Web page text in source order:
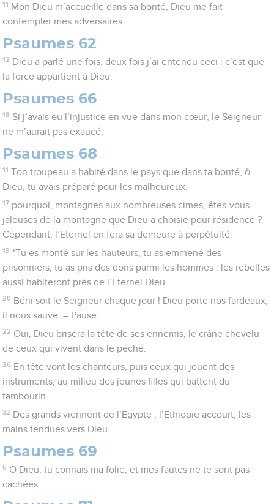
11 Mon Dieu m’accueille dans sa bonté, Dieu me fait
contempler mes adversaires.
Psaumes 62
12 Dieu a parlé une fois, deux fois j’ai entendu ceci : c’est que
la force appartient à Dieu.
Psaumes 66
18 Si j’avais eu l’injustice en vue dans mon cœur, le Seigneur
ne m’aurait pas exaucé,
Psaumes 68
11 Ton troupeau a habité dans le pays que dans ta bonté, ô
Dieu, tu avais préparé pour les malheureux.
17 pourquoi, montagnes aux nombreuses cimes, êtes-vous
jalouses de la montagne que Dieu a choisie pour résidence ?
Cependant, l’Eternel en fera sa demeure à perpétuité.
19 *Tu es monté sur les hauteurs, tu as emmené des
prisonniers, tu as pris des dons parmi les hommes ; les rebelles
aussi habiteront près de l’Eternel Dieu.
20 Béni soit le Seigneur chaque jour ! Dieu porte nos fardeaux,
il nous sauve. – Pause.
22 Oui, Dieu brisera la tête de ses ennemis, le crâne chevelu
de ceux qui vivent dans le péché.
26 En tête vont les chanteurs, puis ceux qui jouent des
instruments, au milieu des jeunes filles qui battent du
tambourin.
32 Des grands viennent de l’Egypte ; l’Ethiopie accourt, les
mains tendues vers Dieu.
Psaumes 69
6 O Dieu, tu connais ma folie, et mes fautes ne te sont pas
cachées.